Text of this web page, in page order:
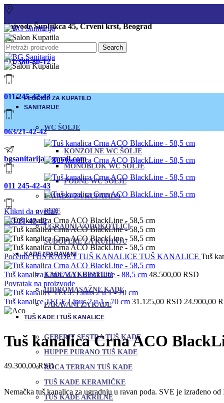
Vojvode Šupljikca 45, Crveni krst, Beograd
011/380-80-12
011/245-42-43
063/21-42-42
bgsanitarija@gmail.com
011 245-42-43
063/21-42-42
Search
PLOČICE ZA KUPATILO
SANITARIJE
WC ŠOLJE
KONZOLNE WC ŠOLJE
MONOBLOK WC ŠOLJE
PODNE WC ŠOLJE
LAVABO ZA KUPATILO
BIDE
UGRADNI VODOKOTLIĆI
SUDOPERE ZA KUHINJU
KADE I PARAVANI
KADE ZA KUPATILO
HIDROMASAŽNE KADE
PARAVANI ZA KADE
TUŠ KADE I TUŠ KANALICE
GEBERIT SESTRA TUŠ KADE
HUPPE PURANO TUŠ KADE
ROCA TERRAN TUŠ KADE
TUŠ KADE KERAMIČKE
TUŠ KADE AKRILNE
Klikni da uvećaš
PočetnaTUŠ KADE I TUŠ KANALICE TUŠ KANALICE Tuš
Tuš kanalica Crna ACO BlackLine - 88,5 cm 48.500,00 RSD
Povratak na proizvode
Tuš kanalice TECE Linus 2 u 1 - 70 cm 31.125,00RSD Originalna
31.125,00
24.900,00
Tuš kanalica Crna ACO
49.300,00RSD
Nemačka tuš kanalica za ugradnju u ravan poda. SVE je izrađeno